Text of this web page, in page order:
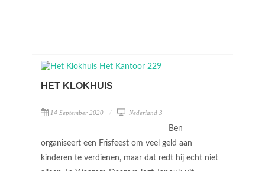
HET KLOKHUIS
14 September 2020 Nederland 3
Ben
organiseert een Frisfeest om veel geld aan
kinderen te verdienen, maar dat redt hij echt niet